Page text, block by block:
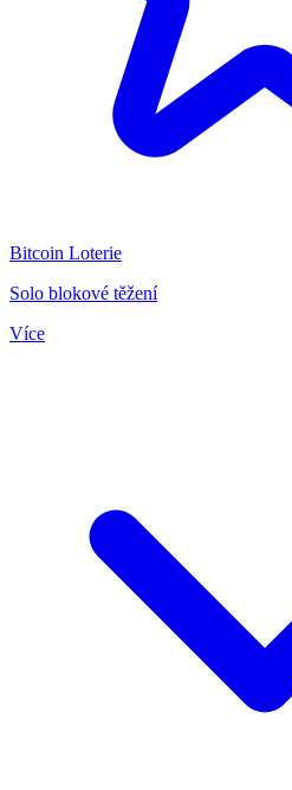
Bitcoin Loterie
Solo blokové těžení
Více